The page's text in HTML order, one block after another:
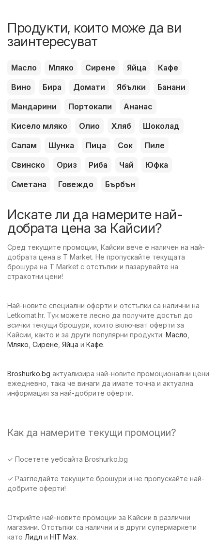
Продукти, които може да ви
заинтересуват
Масло Мляко Сирене Яйца
Кафе
Вино
Бира Домати Ябълки
Банани
Мандарини
Портокали
Ананас
Кисело мляко
Олио Хляб
Шоколад
Салам
Шунка Пица Сок
Пиле
Свинско
Ориз Риба Чай
Юфка
Сметана
Говеждо Бърбън
Искате ли да намерите най-
добрата цена за Кайсии?
Сред текущите промоции, Кайсии вече е наличен на най-
добрата цена в T Market. Не пропускайте текущата
брошура на T Market с отстъпки и пазарувайте на
страхотни цени!
Най-новите специални оферти и отстъпки са налични на
Letkomat.hr. Тук можете лесно да получите достъп до
всички текущи брошури, които включват оферти за
Кайсии, както и за други популярни продукти: Масло
Мляко Сирене Яйца и Кафе.
Broshurko.bg актуализира най-новите промоционални цени
ежедневно, така че винаги да имате точна и актуална
информация за най-добрите оферти.
Как да намерите текущи промоции?
✓ Посетете уебсайта Broshurko.bg
✓ Разгледайте текущите брошури и не пропускайте най-
добрите оферти!
Открийте най-новите промоции за Кайсии в различни
магазини. Отстъпки са налични и в други супермаркети
като Лидл и HIT Max.